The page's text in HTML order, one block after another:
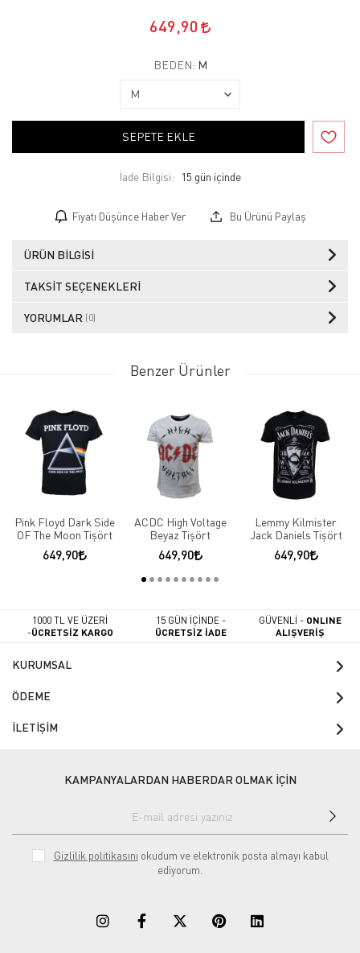
649,90
BEDEN: M
SEPETE EKLE
İade Bilgisi:
Fiyatı Düşünce Haber Ver Bu Ürünü Paylaş
ÜRÜN BILGISI
TAKSIT SEÇENEKLERI
YORUMLAR (0)
Benzer Ürünler
Pink Floyd Dark Side
OF The Moon Tişört
649,90
ACDC High Voltage
Beyaz Tişört
649,90
Lemmy Kilmister
Jack Daniels Tişört
649,90
1000 TL VE ÜZERİ
-ÜCRETSİZ KARGO
15 GÜN İÇİNDE -
ÜCRETSİZ İADE
GÜVENLİ - ONLINE
ALIŞVERİŞ
KURUMSAL
ÖDEME
İLETİŞİM
KAMPANYALARDAN HABERDAR OLMAK İÇİN
Gizlilik politikasını okudum ve elektronik posta almayı kabul
ediyorum.